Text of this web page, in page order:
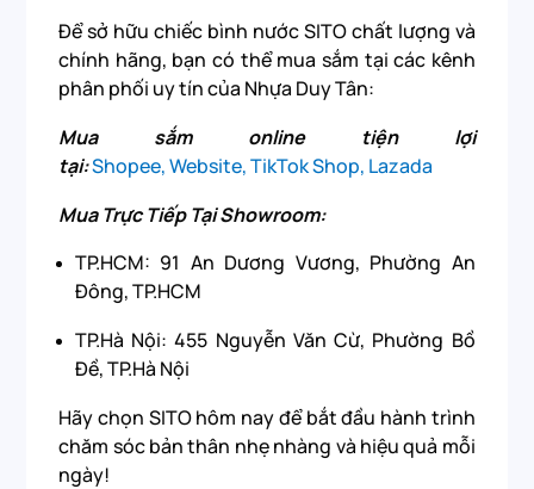
Để sở hữu chiếc bình nước SITO chất lượng và
chính hãng, bạn có thể mua sắm tại các kênh
phân phối uy tín của Nhựa Duy Tân:
Mua sắm online tiện lợi
tại:Shopee,Website,TikTok Shop, Lazada
Mua Trực Tiếp Tại Showroom:
TP.HCM: 91 An Dương Vương, Phường An
Đông, TP.HCM
TP.Hà Nội: 455 Nguyễn Văn Cừ, Phường Bồ
Đề, TP.Hà Nội
Hãy chọn SITO hôm nay để bắt đầu hành trình
chăm sóc bản thân nhẹ nhàng và hiệu quả mỗi
ngày!